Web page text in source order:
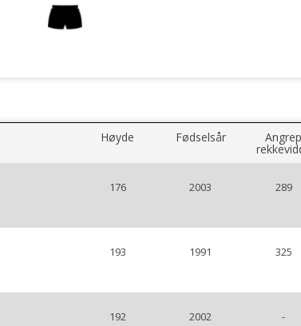
Høyde Fødselsår Angrep
176 2003 289
193 1991 325
192 2002 -